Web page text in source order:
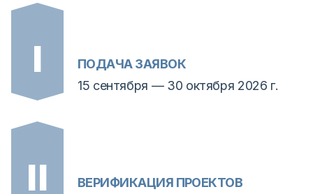
ПОДАЧА ЗАЯВОК
15 сентября — 30 октября 2026 г.
ВЕРИФИКАЦИЯ ПРОЕКТОВ